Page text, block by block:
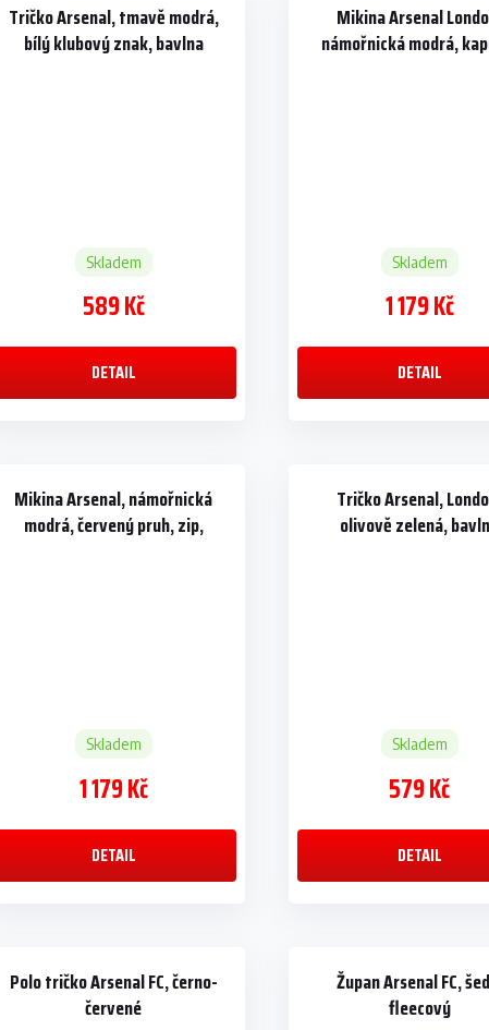
Tričko Arsenal, tmavě modrá,
bílý klubový znak, bavlna
Skladem
589 Kč
DETAIL
Mikina Arsenal
námořnická modrá,
Skladem
1 179 Kč
DETAIL
Mikina Arsenal, námořnická
modrá, červený pruh, zip,
Skladem
1 179 Kč
DETAIL
Tričko Arsenal,
olivově zelená,
Skladem
579 Kč
DETAIL
Polo tričko Arsenal FC, černo-
červené
Župan Arsenal FC,
fleecový